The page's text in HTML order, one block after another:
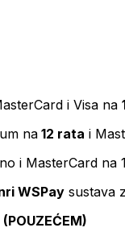
i Visa na
na 12 rata i
i MasterCard na
WSPay sustava